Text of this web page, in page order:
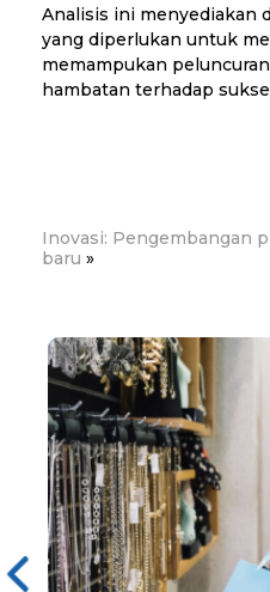
Analisis ini menyediakan
yang diperlukan untuk
memampukan
hambatan terhadap
Inovasi: Pengembangan
baru »